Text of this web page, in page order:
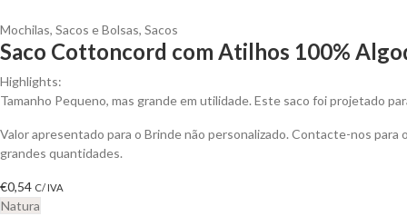
Mochilas, Sacos e Bolsas, Sacos
Saco Cottoncord com Atilhos 100%
Highlights:
Tamanho Pequeno, mas grande em utilidade. Este saco foi projetado
Valor apresentado para o Brinde não personalizado. Contacte-nos
grandes quantidades.
€0,54 C/ IVA
Natura